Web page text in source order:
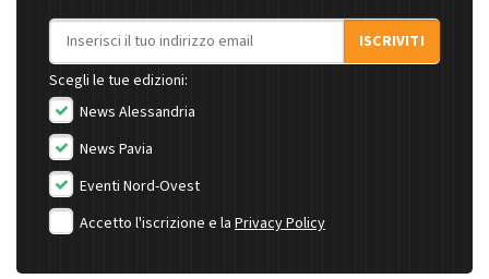
Indirizzo email
ISCRIVITI
Scegli le tue edizioni:
News Alessandria
News Pavia
Eventi Nord-Ovest
Accetto l'iscrizione e la Privacy Policy